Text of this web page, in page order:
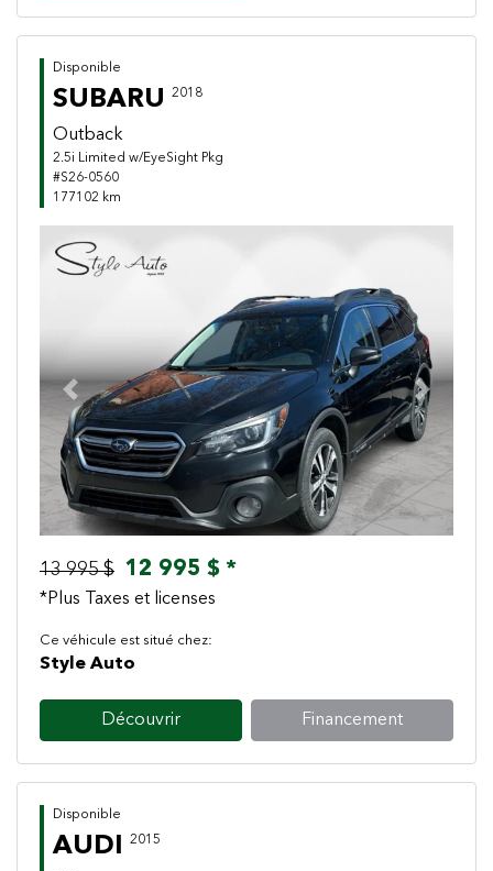
Disponible
SUBARU 2018
Outback
2.5i Limited w/EyeSight Pkg
#S26-0560
177102 km
Previous Next
13 995 $ 12 995 $ *
*Plus Taxes et licenses
Ce véhicule est situé chez:
Style Auto
Découvrir Financement
Disponible
AUDI 2015